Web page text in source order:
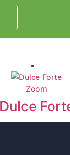
Zoom
Dulce